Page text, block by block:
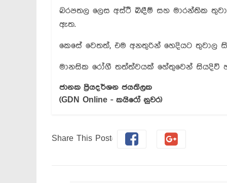
බරපතල ලෙස අස්ථි බිඳීම් සහ මාරන්තික
ඇත.
කෙසේ වෙතත්, එම අනතුරින් හෙදියට තුවාල
මානසික රෝගී තත්ත්වයක් හේතුවෙන් සියදිවි
ජානක ප්‍රියදර්ශන ජයතිලක
(GDN Online - කයිරෝ නුවර)
Share This Post: